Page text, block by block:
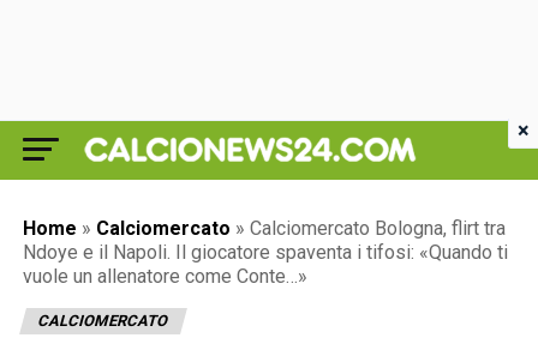
Home » Calciomercato » Calciomercato Bologna, flirt tra
Ndoye e il Napoli. Il giocatore spaventa i tifosi: «Quando ti
vuole un allenatore come Conte…»
CALCIOMERCATO
×